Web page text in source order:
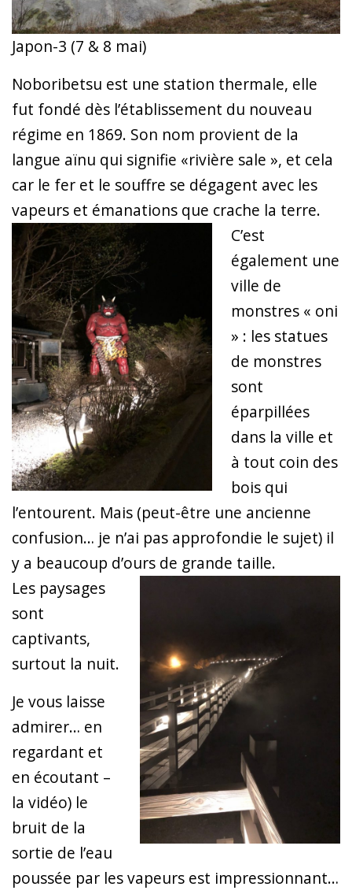
Japon-3 (7 & 8 mai)
Noboribetsu est une station thermale, elle
fut fondé dès l’établissement du nouveau
régime en 1869. Son nom provient de la
langue aïnu qui signifie «rivière sale », et cela
car le fer et le souffre se dégagent avec les
vapeurs et émanations que crache la terre.
C’est
également une
ville de
monstres « oni
» : les statues
de monstres
sont
éparpillées
dans la ville et
à tout coin des
bois qui
l’entourent. Mais (peut-être une ancienne
confusion… je n’ai pas approfondie le sujet) il
y a beaucoup d’ours de grande taille.
Les paysages
sont
captivants,
surtout la nuit.
Je vous laisse
admirer… en
regardant et
en écoutant –
la vidéo) le
bruit de la
sortie de l’eau
poussée par les vapeurs est impressionnant…